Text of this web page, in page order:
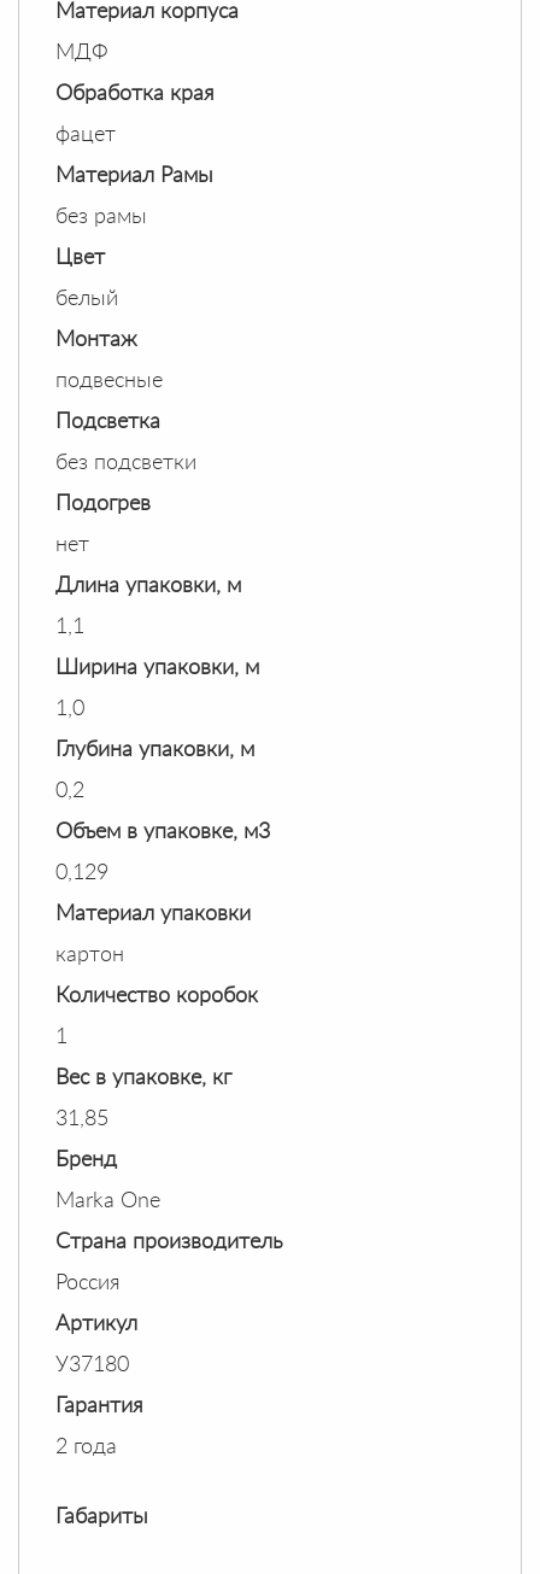
Материал корпуса
МДФ
Обработка края
фацет
Материал Рамы
без рамы
Цвет
белый
Монтаж
подвесные
Подсветка
без подсветки
Подогрев
нет
Длина упаковки, м
1,1
Ширина упаковки, м
1,0
Глубина упаковки, м
0,2
Объем в упаковке, м3
0,129
Материал упаковки
картон
Количество коробок
1
Вес в упаковке, кг
31,85
Бренд
Marka One
Страна производитель
Россия
Артикул
У37180
Гарантия
2 года
Габариты